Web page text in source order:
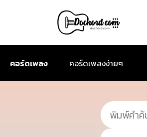
คอร์ดเพลง คอร์ดเพลงง่ายๆ